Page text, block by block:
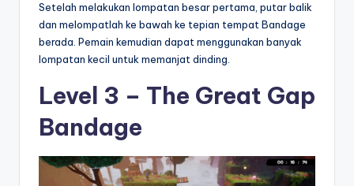
Setelah melakukan lompatan besar pertama, putar balik
dan melompatlah ke bawah ke tepian tempat Bandage
berada. Pemain kemudian dapat menggunakan banyak
lompatan kecil untuk memanjat dinding.
Level 3 – The Great Gap
Bandage